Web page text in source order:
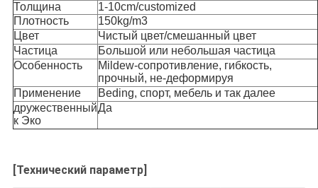
Толщина
1-10cm/customized
Плотность
150kg/m3
Цвет
Чистый цвет/смешанный цвет
Частица
Большой или небольшая частица
Особенность
Mildew-сопротивление, гибкость,
прочный, не-деформируя
Применение
Beding, спорт, мебель и так далее
дружественный
к Эко
Да
[Технический параметр]